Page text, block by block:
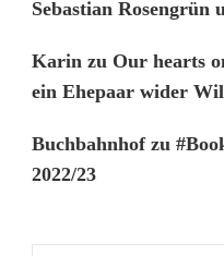
Sebastian Rosengrün
Karin zu Our hearts
ein Ehepaar wider
Buchbahnhofzu
2022/23